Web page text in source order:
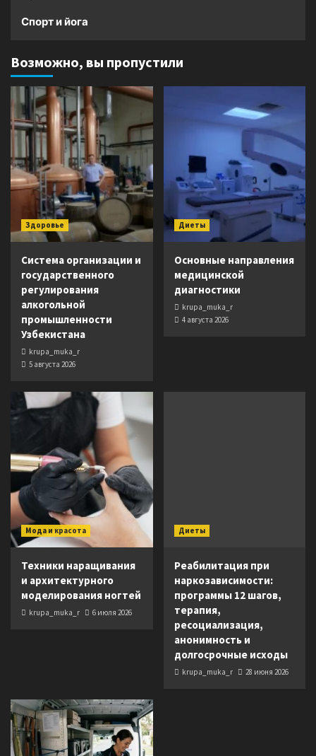
Спорт и йога
Возможно, вы пропустили
Здоровье
Система организации и
государственного
регулирования
алкогольной
промышленности
Узбекистана
krupa_muka_r
5 августа 2026
Диеты
Основные направления
медицинской
диагностики
krupa_muka_r
4 августа 2026
Мода и красота
Техники наращивания
и архитектурного
моделирования ногтей
krupa_muka_r 6 июля 2026
Диеты
Реабилитация при
наркозависимости:
программы 12 шагов,
терапия,
ресоциализация,
анонимность и
долгосрочные исходы
krupa_muka_r 28 июня 2026